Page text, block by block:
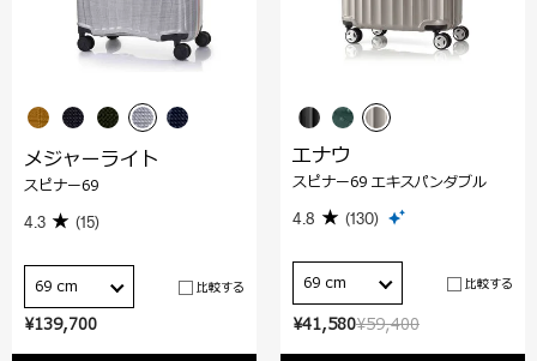
¥139,700
メジャーライト
スピナー69
4.3 (15)
69 cm 比較する
¥59,400
¥41,580
エナウ
スピナー69 エキスパンダブル
4.8 (130)
69 cm 比較する